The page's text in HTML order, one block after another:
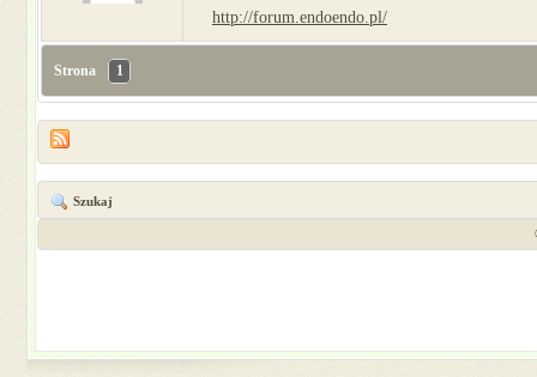
http://forum.endoendo.pl/
Strona 1
Szukaj